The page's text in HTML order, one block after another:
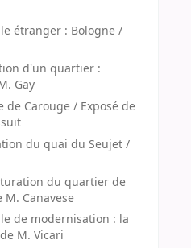
étranger : Bologne /
d'un quartier :
Gay
de Carouge / Exposé de
du quai du Seujet /
du quartier de
M. Canavese
de modernisation : la
M. Vicari